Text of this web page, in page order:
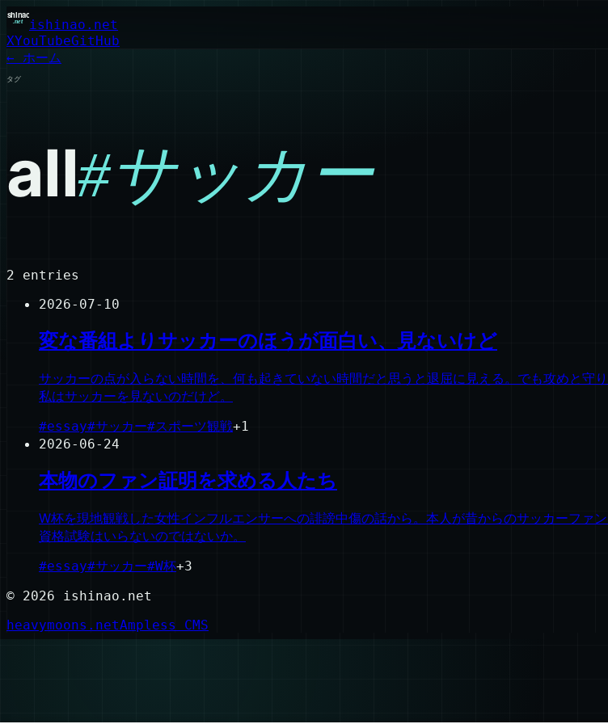
ishinao.net
XYouTubeGitHub
← ホーム
タグ
all#サッカー
2 entries
2026-07-10
変な番組よりサッカーのほうが面白い、見ないけど
サッカーの点が入らない時間を、何も起きていない時間だと思うと退屈に見える。でも攻めと
私はサッカーを見ないのだけど。
#essay#サッカー#スポーツ観戦+1
2026-06-24
本物のファン証明を求める人たち
W杯を現地観戦した女性インフルエンサーへの誹謗中傷の話から。本人が昔からのサッカーフ
資格試験はいらないのではないか。
#essay#サッカー#W杯+3
© 2026
ishinao.net
heavymoons.netAmpless CMS